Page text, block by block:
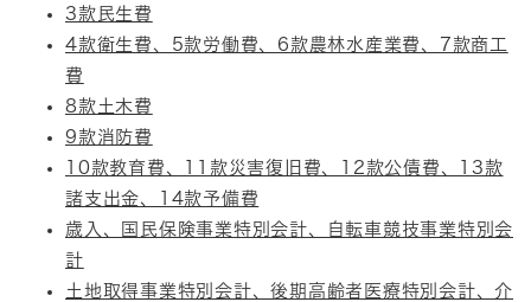
3款民生費
4款衛生費、5款労働費、6款農林水産業費、7款商工
費
8款土木費
9款消防費
10款教育費、11款災害復旧費、12款公債費、13款
諸支出金、14款予備費
歳入、国民保険事業特別会計、自転車競技事業特別会
計
土地取得事業特別会計、後期高齢者医療特別会計、介